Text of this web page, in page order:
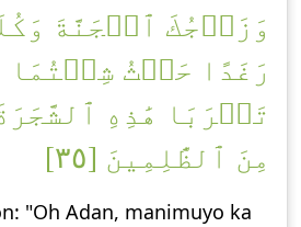
وَزَوۡجُكَ ٱلۡجَنَّةَ
رَغَدًا حَيۡثُ شِئۡتُمَا
تَقۡرَبَا هَٰذِهِ
مِنَ ٱلظَّٰلِمِينَ [٣٥]
"Oh Adan, manimuyo ka